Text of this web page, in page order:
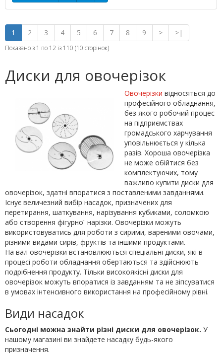
1 2 3 4 5 6 7 8 9 > >|
Показано з 1 по 12 із 110 (10 сторінок)
Диски для овочерізок
Овочерізки відносяться до
професійного обладнання,
без якого робочий процес
на підприємствах
громадського харчування
уповільнюється у кілька
разів. Хороша овочерізка
не може обійтися без
комплектуючих, тому
важливо купити диски для
овочерізок, здатні впоратися з поставленими завданнями.
Існує величезний вибір насадок, призначених для
перетирання, шаткування, нарізування кубиками, соломкою
або створення фігурної нарізки. Овочерізки можуть
використовуватись для роботи з сирими, вареними овочами,
різними видами сирів, фруктів та іншими продуктами.
На вал овочерізки встановлюються спеціальні диски, які в
процесі роботи обладнання обертаються та здійснюють
подрібнення продукту. Тільки високоякісні диски для
овочерізок можуть впоратися із завданням та не зіпсуватися
в умовах інтенсивного використання на професійному рівні.
Види насадок
Сьогодні можна знайти різні диски для овочерізок. У
нашому магазині ви знайдете насадку будь-якого
призначення.